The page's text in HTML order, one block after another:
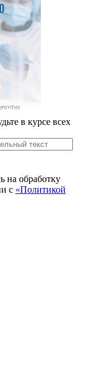
в курсе всех
на обработку
с «Политикой